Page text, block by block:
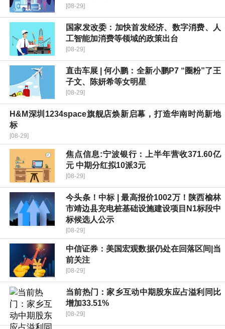
[08-29]
国家发改委：加快首发经济、数字消费、人
工智能加消费等领域的政策出台
[08-29]
直击车展 | 何小鹏：全新小鹏P7 “圈粉”了王
子文、陈妍希等女明星
[08-29]
H&M深圳1234space旗舰店焕新启幕，打造华南时尚新地
标
[08-29]
焦点信息:宁波银行：上半年营收371.60亿
元 中期分红拟10派3元
[08-29]
今头条！中标 | 最高报价1002万！陕西榆林
市靖边县充电桩基础设施建设项目N1标段中
标候选人公示
[08-29]
中信证券：美国宏观数据仍处在回落区间|当
前关注
[08-29]
当前热门：家乡互动中期股东应占溢利同比
增加33.51%
[08-29]